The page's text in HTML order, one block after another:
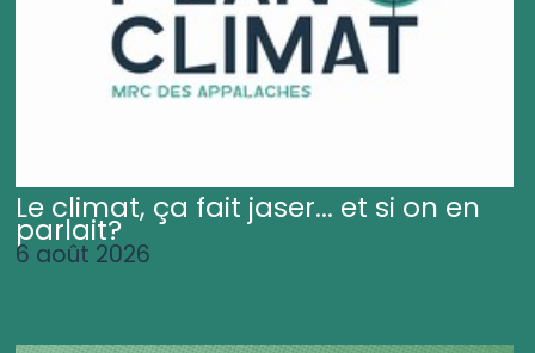
Le climat, ça fait jaser... et si on en
parlait?
6 août 2026